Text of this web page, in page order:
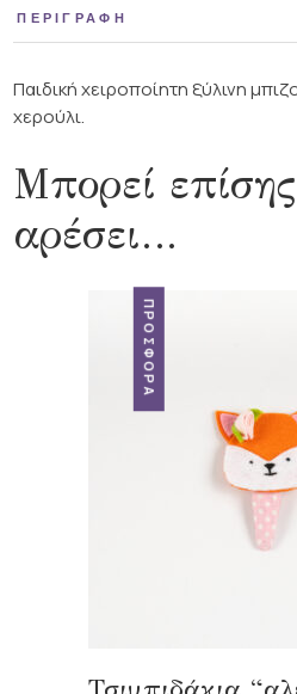
ΠΕΡΙΓΡΑΦΉ
Παιδική χειροποίητη ξύλινη
χερούλι.
Μπορεί
αρέσει…
ΠΡΟΣΦΟΡΆ